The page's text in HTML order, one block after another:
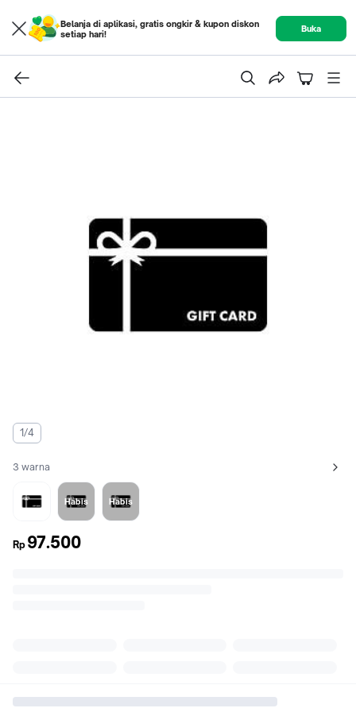
Belanja di aplikasi, gratis ongkir & kupon diskon
setiap hari!
Buka
1/4
Lihat semua variant:
3 warna
VidiSoursop
Habis
VeniPeach
Habis
ViciGuava
Rp 97.500